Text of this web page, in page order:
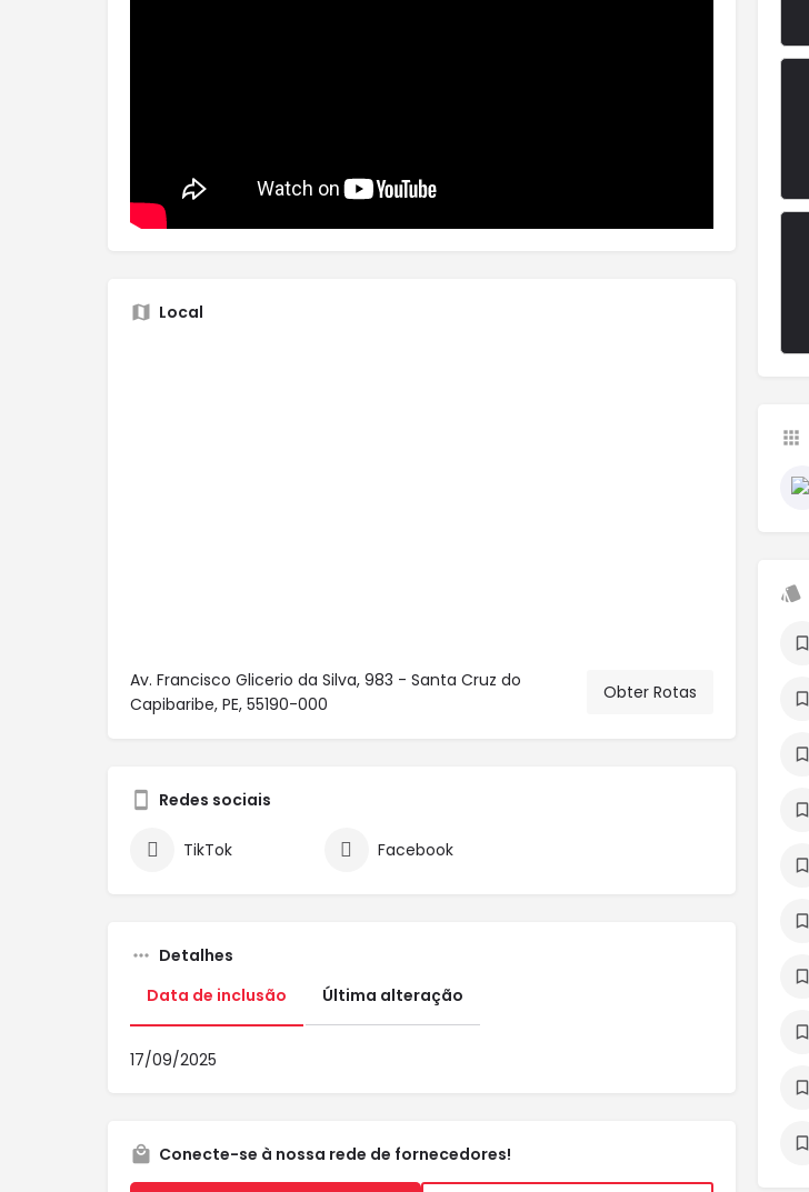
Local
Av. Francisco Glicerio da Silva, 983 - Santa Cruz do
Capibaribe, PE, 55190-000
Obter Rotas
Redes sociais
TikTok Facebook
Detalhes
Data de inclusão
Última alteração
17/09/2025
Conecte-se à nossa rede de fornecedores!